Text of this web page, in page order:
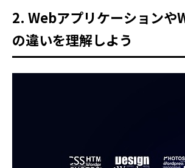
2. Webアプリケーションや
の違いを理解しよう